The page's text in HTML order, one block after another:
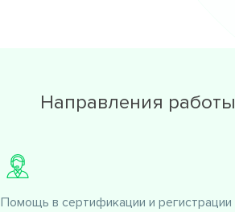
Направления работы
Помощь в сертификации и регистрации